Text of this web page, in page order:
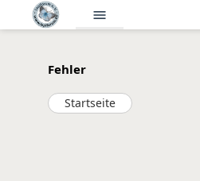
menu
Fehler
Startseite